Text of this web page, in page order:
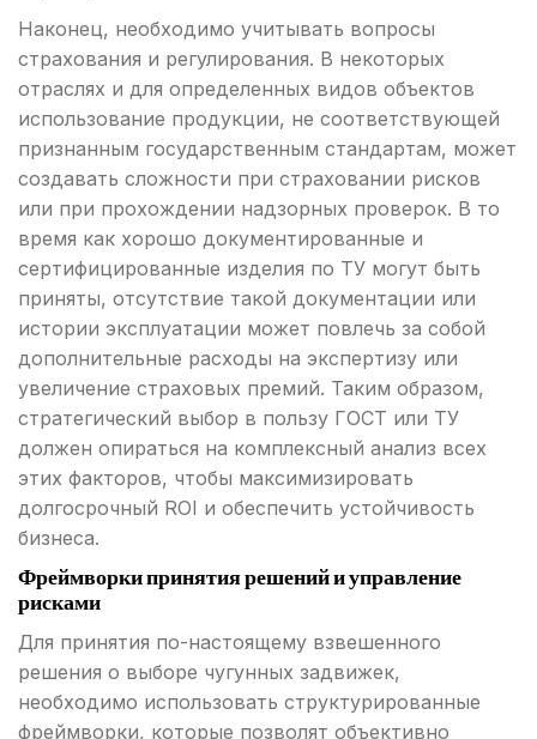
Наконец, необходимо учитывать вопросы
страхования и регулирования. В некоторых
отраслях и для определенных видов объектов
использование продукции, не соответствующей
признанным государственным стандартам, может
создавать сложности при страховании рисков
или при прохождении надзорных проверок. В то
время как хорошо документированные и
сертифицированные изделия по ТУ могут быть
приняты, отсутствие такой документации или
истории эксплуатации может повлечь за собой
дополнительные расходы на экспертизу или
увеличение страховых премий. Таким образом,
стратегический выбор в пользу ГОСТ или ТУ
должен опираться на комплексный анализ всех
этих факторов, чтобы максимизировать
долгосрочный ROI и обеспечить устойчивость
бизнеса.
Фреймворки принятия решений и управление
рисками
Для принятия по-настоящему взвешенного
решения о выборе чугунных задвижек,
необходимо использовать структурированные
фреймворки, которые позволят объективно